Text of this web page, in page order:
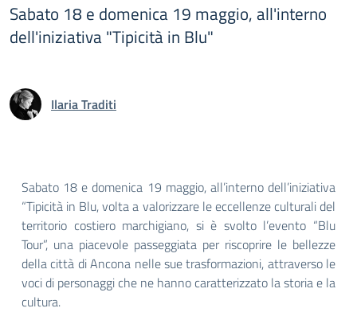
Sabato 18 e domenica 19 maggio, all'interno
dell'iniziativa "Tipicità in Blu"
Ilaria Traditi
Sabato 18 e domenica 19 maggio, all’interno dell’iniziativa
“Tipicità in Blu, volta a valorizzare le eccellenze culturali del
territorio costiero marchigiano, si è svolto l’evento “Blu
Tour”, una piacevole passeggiata per riscoprire le bellezze
della città di Ancona nelle sue trasformazioni, attraverso le
voci di personaggi che ne hanno caratterizzato la storia e la
cultura.